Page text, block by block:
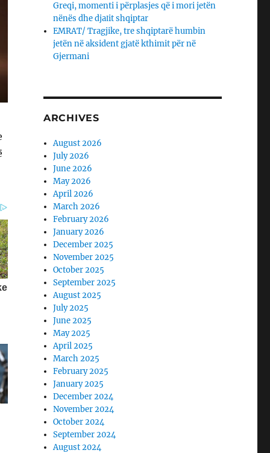
Greqi, momenti i përplasjes që i mori jetën
nënës dhe djaΙit shqiptar
EMRAT/ Tragjike, tre shqiptarë humbin
jetën në aksident gjatë kthimit për në
Gjermani
ARCHIVES
August 2026
July 2026
June 2026
May 2026
April 2026
March 2026
February 2026
January 2026
December 2025
November 2025
October 2025
September 2025
August 2025
July 2025
June 2025
May 2025
April 2025
March 2025
February 2025
January 2025
December 2024
November 2024
October 2024
September 2024
August 2024